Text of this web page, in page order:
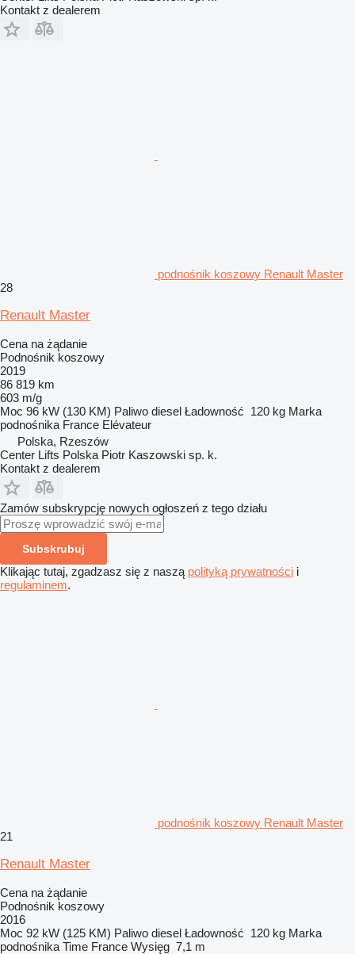
Kontakt z dealerem
podnośnik koszowy Renault Master
28
Renault Master
Cena na żądanie
Podnośnik koszowy
2019
86 819 km
603 m/g
Moc 96 kW (130 KM) Paliwo diesel Ładowność 120 kg Marka
podnośnika France Elévateur
Polska, Rzeszów
Center Lifts Polska Piotr Kaszowski sp. k.
Kontakt z dealerem
Zamów subskrypcję nowych ogłoszeń z tego działu
Subskrubuj
Klikając tutaj, zgadzasz się z naszą polityką prywatności i
regulaminem.
podnośnik koszowy Renault Master
21
Renault Master
Cena na żądanie
Podnośnik koszowy
2016
Moc 92 kW (125 KM) Paliwo diesel Ładowność 120 kg Marka
podnośnika Time France Wysięg 7,1 m